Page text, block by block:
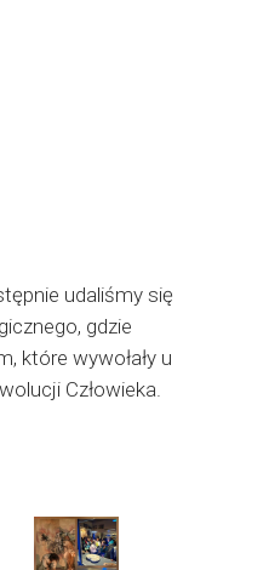
udaliśmy się
gdzie
które wywołały u
Człowieka.